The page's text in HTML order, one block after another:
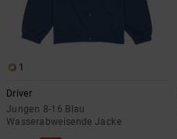
1
Driver
Jungen 8-16 Blau
Wasserabweisende Jacke